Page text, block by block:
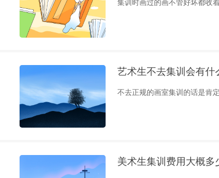
集训时画过的画不管好坏都收
艺术生不去集训会有
不去正规的画室集训的话是肯
美术生集训费用大概多